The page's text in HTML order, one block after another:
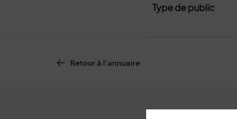
Type de public
Retour à l'annuaire